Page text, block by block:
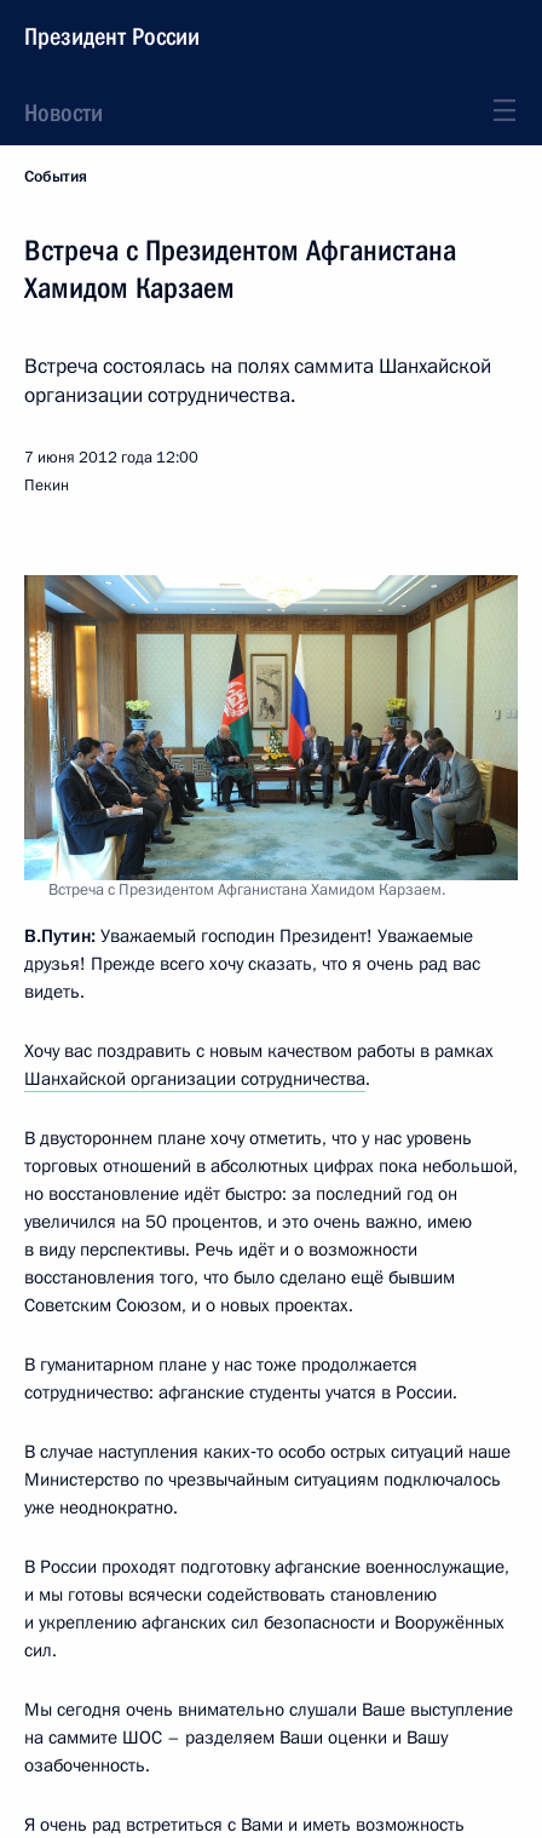
Президент России
Новости
События
Встреча с Президентом Афганистана
Хамидом Карзаем
Встреча состоялась на полях саммита Шанхайской
организации сотрудничества.
7 июня 2012 года 12:00
Пекин
Встреча с Президентом Афганистана Хамидом Карзаем.
В.Путин: Уважаемый господин Президент! Уважаемые
друзья! Прежде всего хочу сказать, что я очень рад вас
видеть.
Хочу вас поздравить с новым качеством работы в рамках
Шанхайской организации сотрудничества.
В двустороннем плане хочу отметить, что у нас уровень
торговых отношений в абсолютных цифрах пока небольшой,
но восстановление идёт быстро: за последний год он
увеличился на 50 процентов, и это очень важно, имею
в виду перспективы. Речь идёт и о возможности
восстановления того, что было сделано ещё бывшим
Советским Союзом, и о новых проектах.
В гуманитарном плане у нас тоже продолжается
сотрудничество: афганские студенты учатся в России.
В случае наступления каких‑то особо острых ситуаций наше
Министерство по чрезвычайным ситуациям подключалось
уже неоднократно.
В России проходят подготовку афганские военнослужащие,
и мы готовы всячески содействовать становлению
и укреплению афганских сил безопасности и Вооружённых
сил.
Мы сегодня очень внимательно слушали Ваше выступление
на саммите ШОС – разделяем Ваши оценки и Вашу
озабоченность.
Я очень рад встретиться с Вами и иметь возможность